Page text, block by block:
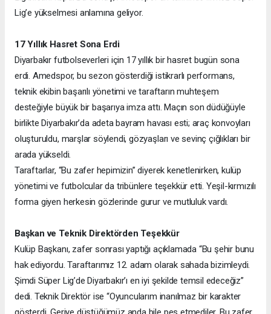
Lig’e yükselmesi anlamına geliyor.
17 Yıllık Hasret Sona Erdi
Diyarbakır futbolseverleri için 17 yıllık bir hasret bugün sona
erdi. Amedspor, bu sezon gösterdiği istikrarlı performans,
teknik ekibin başarılı yönetimi ve taraftarın muhteşem
desteğiyle büyük bir başarıya imza attı. Maçın son düdüğüyle
birlikte Diyarbakır’da adeta bayram havası esti; araç konvoyları
oluşturuldu, marşlar söylendi, gözyaşları ve sevinç çığlıkları bir
arada yükseldi.
Taraftarlar, “Bu zafer hepimizin” diyerek kenetlenirken, kulüp
yönetimi ve futbolcular da tribünlere teşekkür etti. Yeşil-kırmızılı
forma giyen herkesin gözlerinde gurur ve mutluluk vardı.
Başkan ve Teknik Direktörden Teşekkür
Kulüp Başkanı, zafer sonrası yaptığı açıklamada “Bu şehir bunu
hak ediyordu. Taraftarımız 12. adam olarak sahada bizimleydi.
Şimdi Süper Lig’de Diyarbakır’ı en iyi şekilde temsil edeceğiz”
dedi. Teknik Direktör ise “Oyuncularım inanılmaz bir karakter